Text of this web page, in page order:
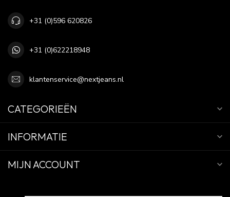
+31 (0)596 620826
+31 (0)622218948
klantenservice@nextjeans.nl
CATEGORIEËN
INFORMATIE
MIJN ACCOUNT